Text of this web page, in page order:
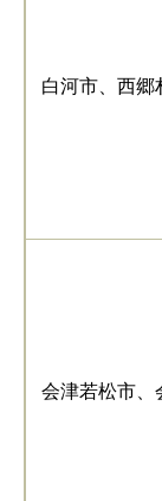
白河市、西郷
会津若松市、